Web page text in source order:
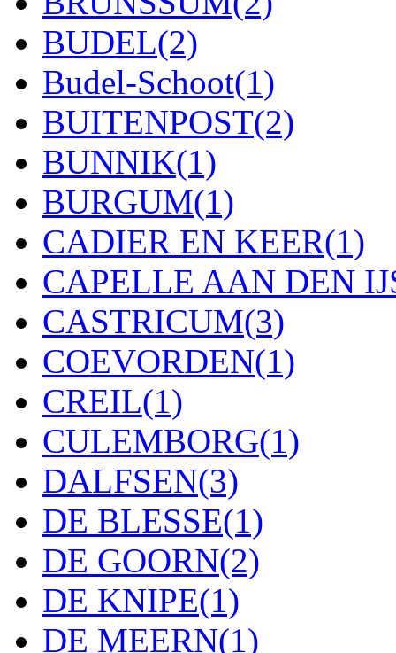
BUDEL(2)
Budel-Schoot(1)
BUITENPOST(2)
BUNNIK(1)
BURGUM(1)
CADIER EN KEER(1)
CAPELLE AAN DEN
CASTRICUM(3)
COEVORDEN(1)
CREIL(1)
CULEMBORG(1)
DALFSEN(3)
DE BLESSE(1)
DE GOORN(2)
DE KNIPE(1)
DE MEERN(1)